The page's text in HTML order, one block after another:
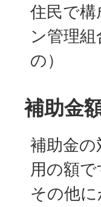
住民で
ン管理
の）
補助金
補助金
用の額
その他